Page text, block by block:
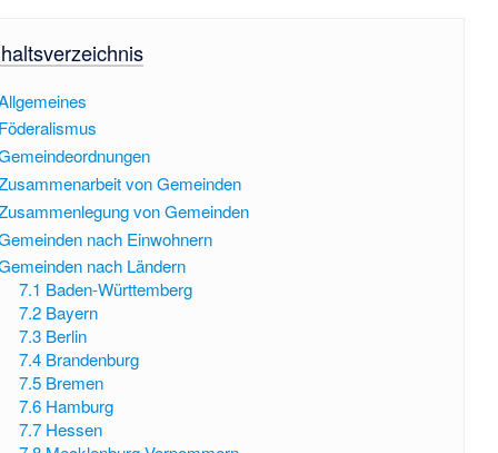
von Gemeinden
von Gemeinden
nach Einwohnern
nach Ländern
7.1 Baden-Württemberg
7.2 Bayern
7.3 Berlin
7.4 Brandenburg
7.5 Bremen
7.6 Hamburg
7.7 Hessen
l
l
g
e
m
e
i
n
e
s